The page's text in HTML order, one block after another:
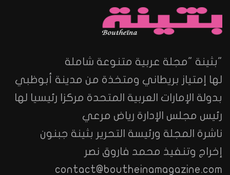
"بثينة "مجلة عربية متنوعة شاملة
لها إمتياز بريطاني ومتخذة من مدينة أبوظبي
بدولة الإمارات العربية المتحدة مركزا رئيسيا لها
رئيس مجلس الإدارة رياض مرعي
ناشرة المجلة ورئيسة التحرير بثينة جبنون
إخراج وتنفيذ محمد فاروق نصر
contact@boutheinamagazine.com